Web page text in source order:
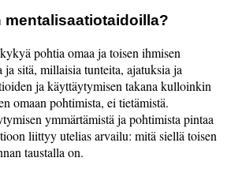
mentalisaatiotaidoilla?
pohtia omaa ja toisen ihmisen
sitä, millaisia tunteita, ajatuksia ja
ja käyttäytymisen takana kulloinkin
omaan pohtimista, ei tietämistä.
ymmärtämistä ja pohtimista pintaa
liittyy utelias arvailu: mitä siellä toisen
taustalla on.